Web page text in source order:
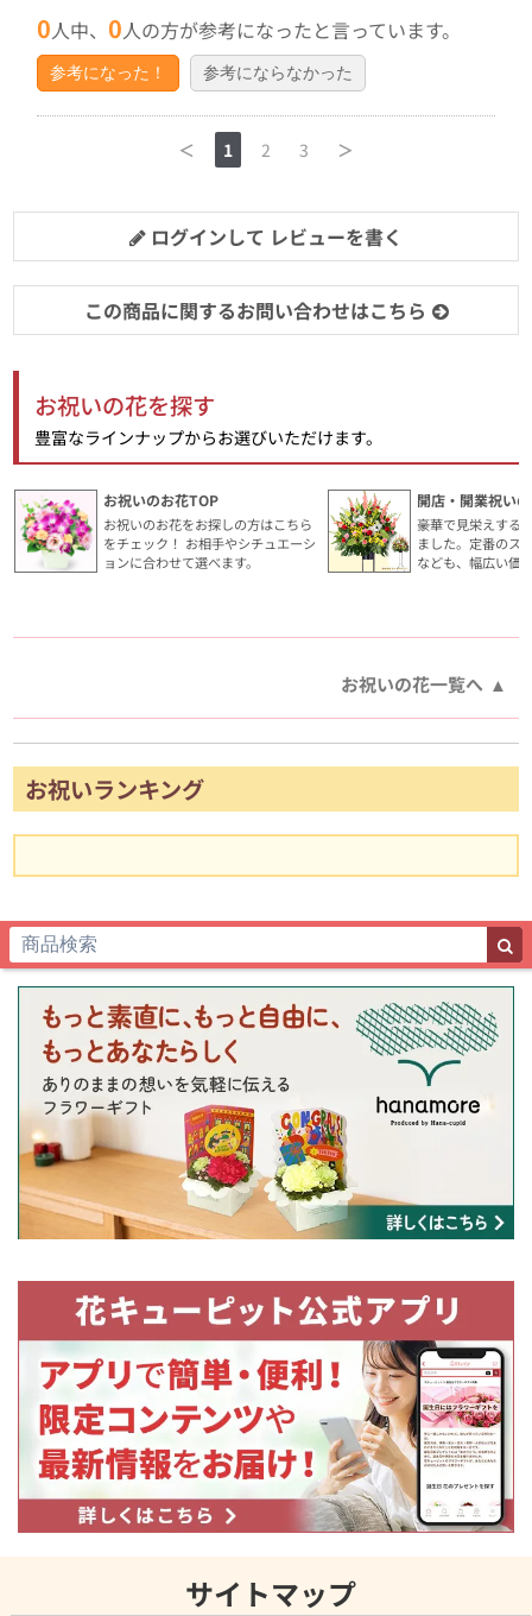
0人中、0人の方が参考になったと言っています。
参考になった！ 参考にならなかった
＜ 1 2 3 ＞
ログインして レビューを書く
この商品に関するお問い合わせはこちら
お祝いの花を探す
豊富なラインナップからお選びいただけます。
お祝いのお花TOP
お祝いのお花をお探しの方はこちら
をチェック！ お相手やシチュエーシ
ョンに合わせて選べます。
開店・開業祝い
豪華で見栄えする
ました。定番のス
なども、幅広い価
お祝いの花一覧へ
お祝いランキング
サイトマップ